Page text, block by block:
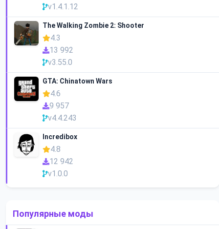
v1.4.1.12
The Walking Zombie 2: Shooter
4.3
13 992
v3.55.0
GTA: Chinatown Wars
4.6
9 957
v4.4.243
Incredibox
4.8
12 942
v1.0.0
Популярные моды